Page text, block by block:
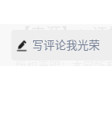
写评论我光荣